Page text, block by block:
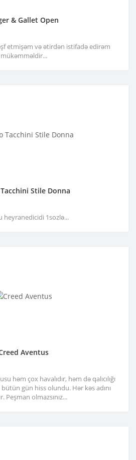
& Gallet Open
etmişəm və ətirdən istifadə edirəm
mükəmməldir...
Stile Donna
heyranedicidi 1sozlə...
Aventus
həm çox havalıdır, həm də qalıcılığı
gün hiss olundu. Hər kəs adını
Peşman olmazsınız...